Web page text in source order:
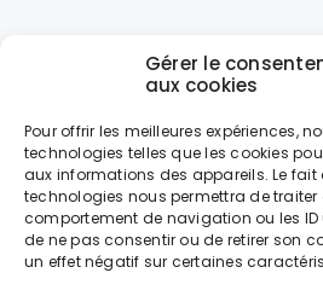
Gérer le
aux cookies
Pour offrir les meilleures expériences,
technologies telles que les cookies
aux informations des appareils. Le fait
technologies nous permettra de traiter
comportement de navigation ou les ID
de ne pas consentir ou de retirer son
un effet négatif sur certaines
LES PEP40
Centre nautique Jean
40600 BISCARROSSE
+33 (0)5 58 78 10 47
LES HORAIRES